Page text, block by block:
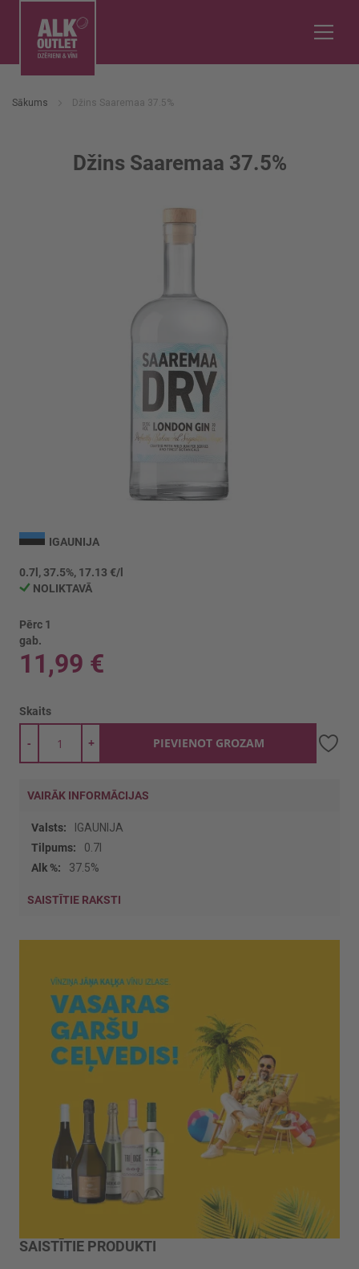
Sākums Džins Saaremaa 37.5%
Džins Saaremaa 37.5%
uz
sākumu
IGAUNIJA
0.7l, 37.5%, 17.13 €/l
NOLIKTAVĀ
Pērc 1
gab.
11,99 €
Skaits
+
- PIEVIENOT GROZAM
VAIRĀK INFORMĀCIJAS
Vairāk
informācijas
IGAUNIJA
0.7l
37.5%
SAISTĪTIE RAKSTI
SAISTĪTIE PRODUKTI